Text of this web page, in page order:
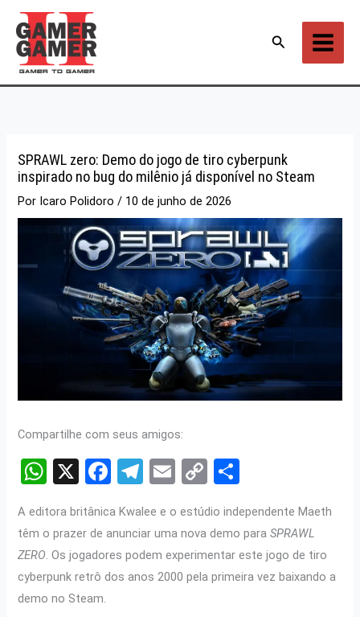
para
conteúdo
Pesquisar
SPRAWL zero: Demo do jogo de tiro cyberpunk
inspirado no bug do milênio já disponível no Steam
Por Icaro Polidoro/ 10 de junho de 2026
Compartilhe com seus amigos:
W
at
s
A
p
X
F
ce
b
o
T
e
gr
a
E
ail
C
py
Li
n
ar
e
A editora britânica Kwalee e o estúdio independente Maeth
têm o prazer de anunciar uma nova demo paraSPRAWL
ZERO. Os jogadores podem experimentar este jogo de tiro
cyberpunk retrô dos anos 2000 pela primeira vez baixando a
demo no Steam.